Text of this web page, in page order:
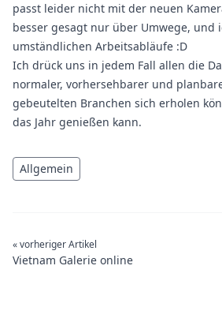
passt leider nicht mit der neuen
besser gesagt nur über Umwege, und
umständlichen Arbeitsabläufe :D
Ich drück uns in jedem Fall allen die
normaler, vorhersehbarer und
gebeutelten Branchen sich erholen
das Jahr genießen kann.
Allgemein
« vorheriger Artikel
Vietnam Galerie online